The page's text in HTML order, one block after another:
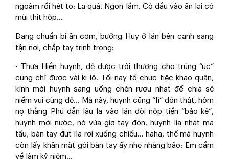
ngoàm rồi hét to: Lạ quá. Ngon lắm. Có dầu vào ăn lại có
mùi thịt hộp…
Đang chuẩn bị ăn cơm, bưởng Huy ở lán bên cạnh sang
tận nơi, chắp tay trịnh trọng:
- Thưa Hiền huynh, đệ được trời thương cho trúng “ục”
cũng chỉ được vài ki lô. Tối nay tổ chức tiệc khao quân,
kính mời huynh sang uống chén rượu nhạt để chia sẻ
niềm vui cùng đệ… Mà này, huynh cũng “lì” đòn thật, hôm
nọ thằng Phú dẫn lâu la vào lán đòi nộp tiền “bảo kê”,
huynh mời nước, nó vừa giơ tay đón, huynh lia nhát mã
tấu, bàn tay đứt lìa rơi xuống chiếu… haha, thế mà huynh
còn lấy khăn mặt gói bàn tay ấy nhẹ nhàng bảo: Em cầm
về làm kỷ niệm…